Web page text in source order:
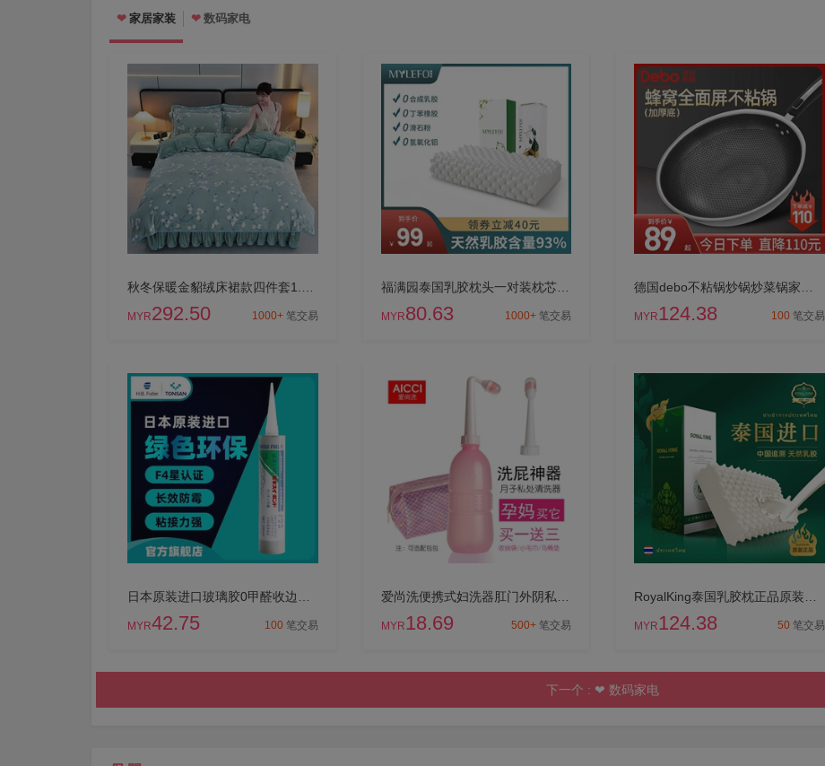
❤ 家居家装 ❤ 数码家电
MYR292.50 1000+笔交易
福满园泰国乳胶枕头一对装枕芯护颈椎助睡眠单人双人枕睡眠记忆
MYR80.63 1000+ 笔交易 MYR 124.38 100笔交易
MYR42.75 100笔交易 MYR 18.69 500+ 笔交易 MYR 124.38 50笔交易
下一个 : ❤ 数码家电